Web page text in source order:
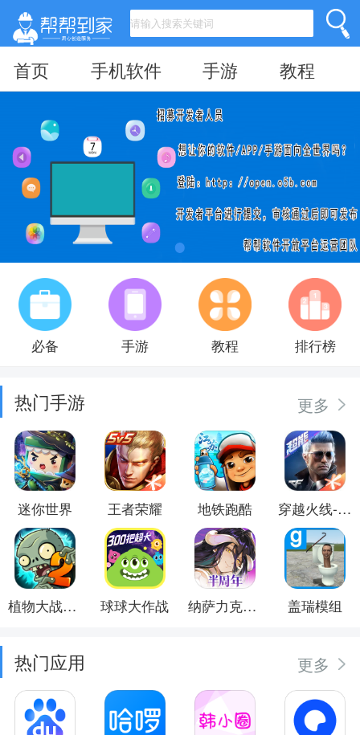
首页 手机软件 手游 教程
必备 手游 教程 排行榜
热门手游 更多
迷你世界 王者荣耀 地铁跑酷 穿越火线-枪战王者
植物大战僵尸2 球球大作战 纳萨力克之王 盖瑞模组
热门应用 更多